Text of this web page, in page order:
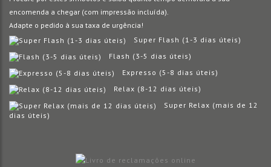
encomenda a chegar (com impressão incluída).
Adapte o pedido à sua taxa de urgência!
Super Flash (1-3 dias úteis)
Flash (3-5 dias úteis)
Expresso (5-8 dias úteis)
Relax (8-12 dias úteis)
Super Relax (mais de 12
dias úteis)